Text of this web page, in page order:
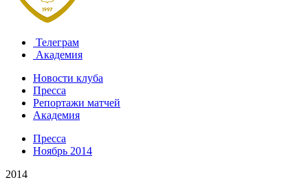
Телеграм
Академия
Новости клуба
Пресса
Репортажи матчей
Академия
Пресса
Ноябрь 2014
2014